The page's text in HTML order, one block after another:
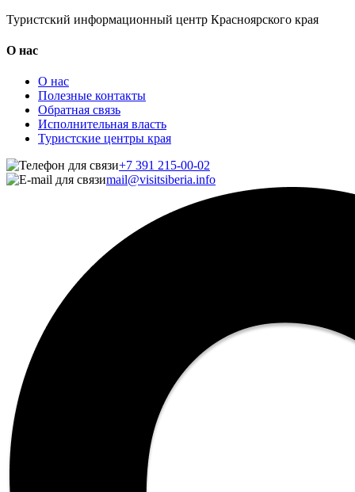
Туристский информационный центр Красноярского края
О нас
О нас
Полезные контакты
Обратная связь
Исполнительная власть
Туристские центры края
+7 391 215-00-02
mail@visitsiberia.info